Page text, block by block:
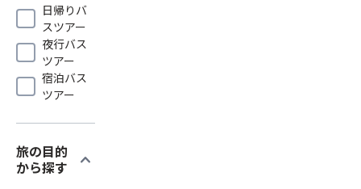
日帰りバ
スツアー
夜行バス
ツアー
宿泊バス
ツアー
旅の目的
から探す
expand_more